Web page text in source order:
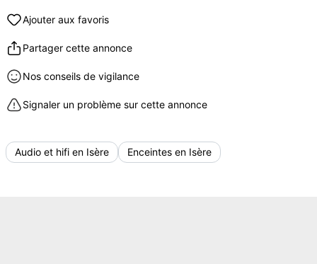
Ajouter aux favoris
Partager cette annonce
Nos conseils de vigilance
Signaler un problème sur cette annonce
Audio et hifi en Isère Enceintes en Isère